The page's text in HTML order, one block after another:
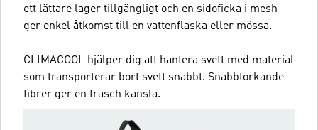
ett lättare lager tillgängligt och en sidoficka i mesh
ger enkel åtkomst till en vattenflaska eller mössa.
CLIMACOOL hjälper dig att hantera svett med material
som transporterar bort svett snabbt. Snabbtorkande
fibrer ger en fräsch känsla.